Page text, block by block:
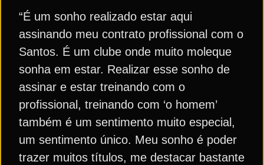
“É um sonho realizado estar aqui
assinando meu contrato profissional com o
Santos. É um clube onde muito moleque
sonha em estar. Realizar esse sonho de
assinar e estar treinando com o
profissional, treinando com ‘o homem’
também é um sentimento muito especial,
um sentimento único. Meu sonho é poder
trazer muitos títulos, me destacar bastante